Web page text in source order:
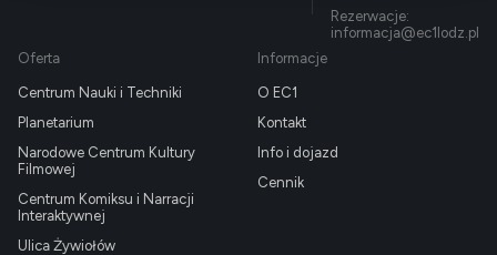
Rezerwacje:
informacja@ec1lodz.pl
Oferta
Centrum Nauki i Techniki
Planetarium
Narodowe Centrum Kultury
Filmowej
Centrum Komiksu i Narracji
Interaktywnej
Ulica Żywiołów
Informacje
O EC1
Kontakt
Info i dojazd
Cennik